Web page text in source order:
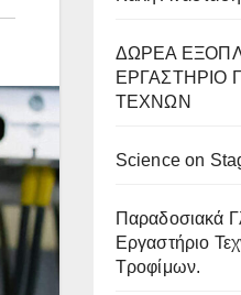
ΔΩΡΕΑ
ΕΡΓΑΣΤΗΡΙΟ
ΤΕΧΝΩΝ
Science on
Παραδοσιακά
Εργαστήριο
Τροφίμων.